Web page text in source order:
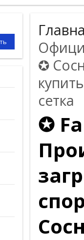
✪
сетка
✪